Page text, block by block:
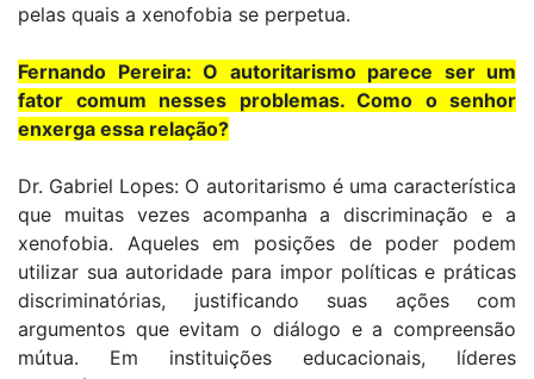
pelas quais a xenofobia se perpetua.
Fernando Pereira: O autoritarismo parece ser um
fator comum nesses problemas. Como o senhor
enxerga essa relação?
Dr. Gabriel Lopes: O autoritarismo é uma característica
que muitas vezes acompanha a discriminação e a
xenofobia. Aqueles em posições de poder podem
utilizar sua autoridade para impor políticas e práticas
discriminatórias, justificando suas ações com
argumentos que evitam o diálogo e a compreensão
mútua. Em instituições educacionais, líderes